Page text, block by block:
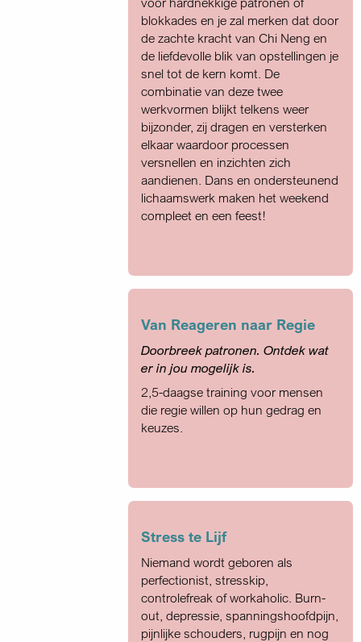
blokkades en je zal merken dat door
de zachte kracht van Chi Neng en
de liefdevolle blik van opstellingen je
snel tot de kern komt. De
combinatie van deze twee
werkvormen blijkt telkens weer
bijzonder, zij dragen en versterken
elkaar waardoor processen
versnellen en inzichten zich
aandienen. Dans en ondersteunend
lichaamswerk maken het weekend
compleet en een feest!
Van Reageren naar Regie
Doorbreek patronen. Ontdek wat
er in jou mogelijk is.
2,5-daagse training voor mensen
die regie willen op hun gedrag en
keuzes.
Stress te Lijf
Niemand wordt geboren als
perfectionist, stresskip,
controlefreak of workaholic. Burn-
out, depressie, spanningshoofdpijn,
pijnlijke schouders, rugpijn en nog